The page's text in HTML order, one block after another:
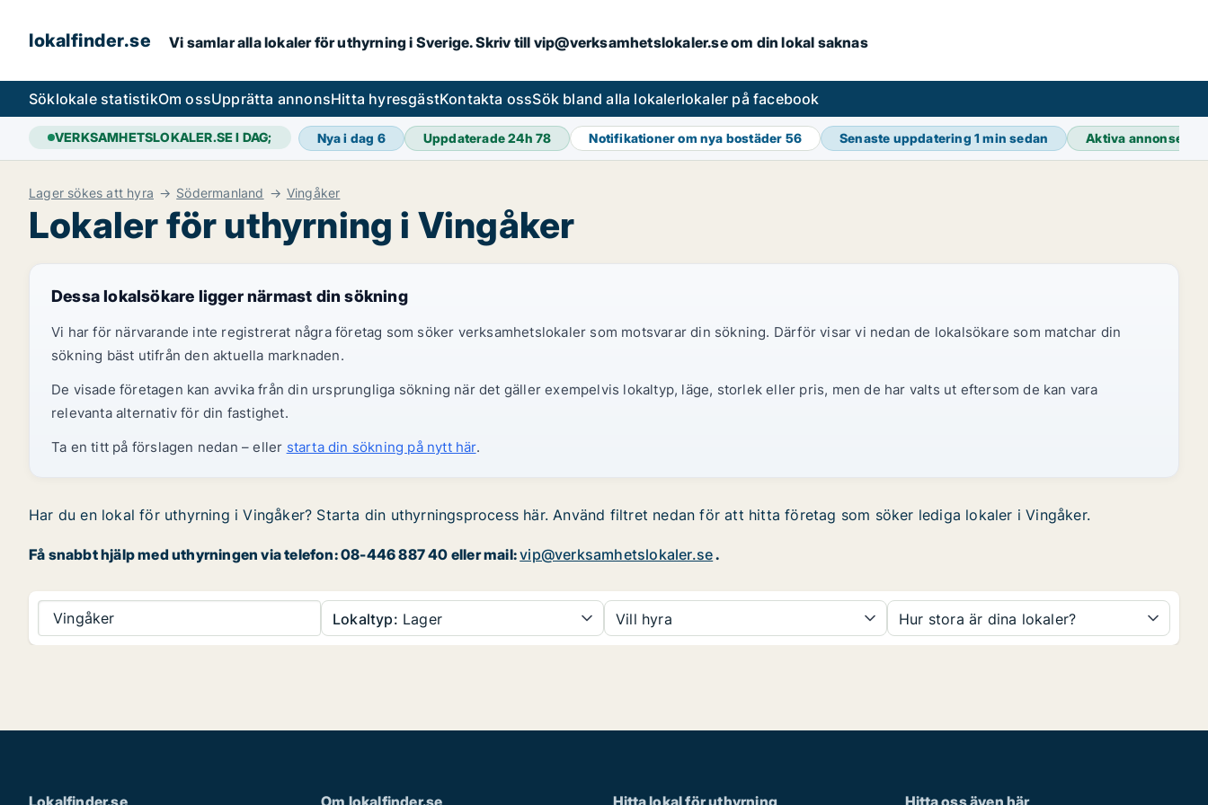
lokalfinder.se Vi samlar alla lokaler för uthyrning i Sverige. Skriv till vip@verksamhetslokaler.se om din lokal saknas
Söklokale statistikOm ossUpprätta annonsHitta hyresgästKontakta ossSök bland alla lokalerlokaler på facebook
VERKSAMHETSLOKALER.SE I DAG; Nya i dag 6 Uppdaterade 24h78 Notifikationer om nya bostäder 56 Senaste uppdatering1 min sedan Aktiva annonser
Lager sökes att hyra Södermanland Vingåker
Lokaler för uthyrning i Vingåker
Dessa lokalsökare ligger närmast din sökning
Vi har för närvarande inte registrerat några företag som söker verksamhetslokaler som motsvarar din sökning. Därför visar vi nedan de lokalsökare som matchar din
sökning bäst utifrån den aktuella marknaden.
De visade företagen kan avvika från din ursprungliga sökning när det gäller exempelvis lokaltyp, läge, storlek eller pris, men de har valts ut eftersom de kan vara
relevanta alternativ för din fastighet.
Ta en titt på förslagen nedan – eller starta din sökning på nytt här.
Har du en lokal för uthyrning i Vingåker? Starta din uthyrningsprocess här. Använd filtret nedan för att hitta företag som söker lediga lokaler i Vingåker.
Få snabbt hjälp med uthyrningen via telefon: 08-446 887 40 eller mail:vip@verksamhetslokaler.se.
Vingåker Lokaltyp: Lager Vill hyra Hur stora är dina lokaler?
Lokalfinder.se Om lokalfinder.se Hitta lokal för uthyrning Hitta oss även här